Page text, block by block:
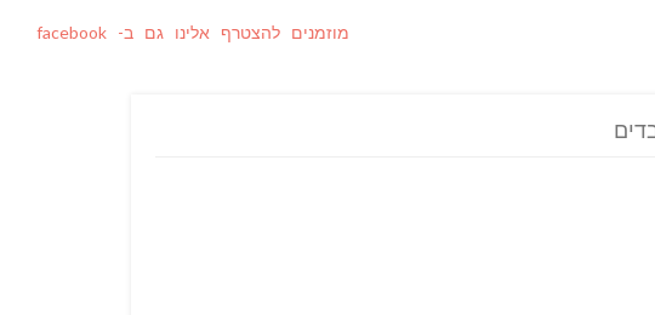
מוזמנים להצטרף אלינו גם ב- facebook